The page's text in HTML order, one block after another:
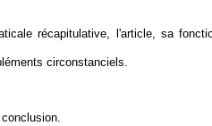
récapitulative, l'article, sa
circonstanciels.